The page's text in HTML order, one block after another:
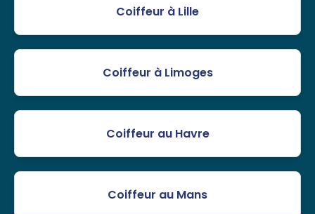
Coiffeur à Lille
Coiffeur à Limoges
Coiffeur au Havre
Coiffeur au Mans